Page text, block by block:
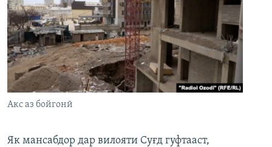
Акс аз бойгонӣ
Як мансабдор дар вилояти Суғд гуфтааст,